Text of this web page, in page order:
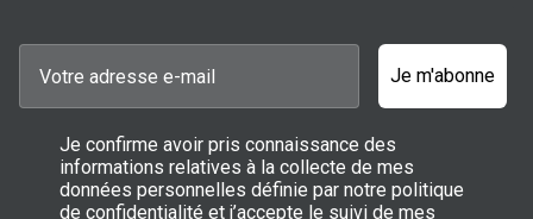
Je m'abonne
Je confirme avoir pris connaissance des
informations relatives à la collecte de mes
données personnelles définie par notre politique
de confidentialité et j’accepte le suivi de mes